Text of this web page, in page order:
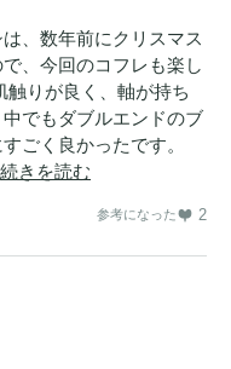
、数年前にクリスマス
、今回のコフレも楽し
りが良く、軸が持ち
でもダブルエンドのブ
ごく良かったです。
続きを読む
参考になった 2